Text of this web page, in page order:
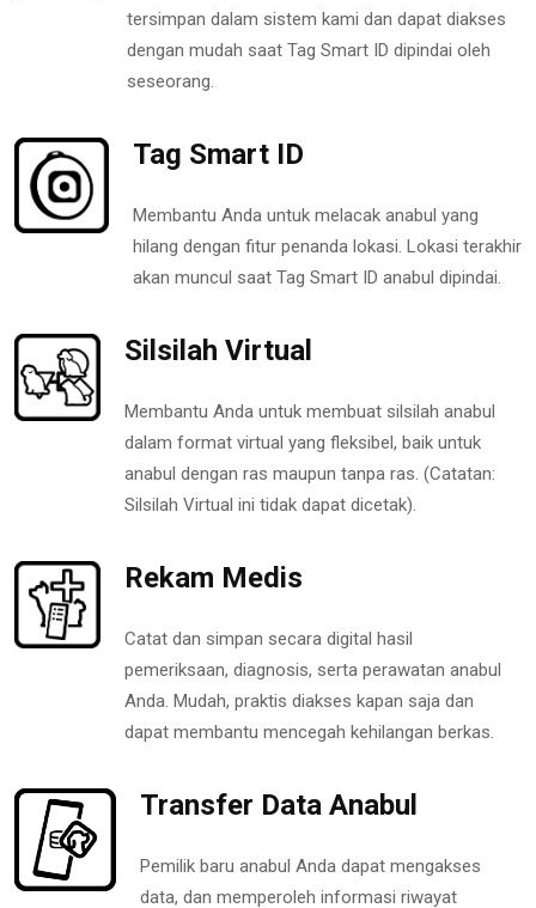
tersimpan dalam sistem kami dan dapat diakses
dengan mudah saat Tag Smart ID dipindai oleh
seseorang.
Tag Smart ID
Membantu Anda untuk melacak anabul yang
hilang dengan fitur penanda lokasi. Lokasi terakhir
akan muncul saat Tag Smart ID anabul dipindai.
Silsilah Virtual
Membantu Anda untuk membuat silsilah anabul
dalam format virtual yang fleksibel, baik untuk
anabul dengan ras maupun tanpa ras. (Catatan:
Silsilah Virtual ini tidak dapat dicetak).
Rekam Medis
Catat dan simpan secara digital hasil
pemeriksaan, diagnosis, serta perawatan anabul
Anda. Mudah, praktis diakses kapan saja dan
dapat membantu mencegah kehilangan berkas.
Transfer Data Anabul
Pemilik baru anabul Anda dapat mengakses
data, dan memperoleh informasi riwayat